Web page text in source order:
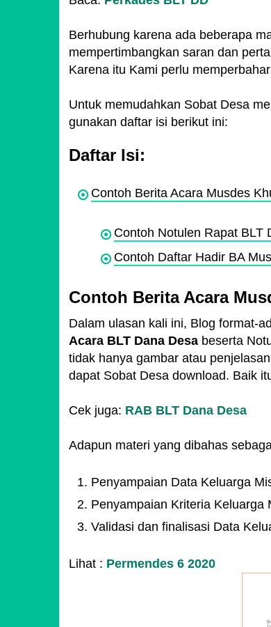
Berhubung karena ada beberapa
mempertimbangkan saran dan
Karena itu Kami perlu
Untuk memudahkan Sobat Desa
gunakan daftar isi berikut ini:
Daftar Isi:
Contoh Berita Acara Musdes
Contoh Notulen Rapat BLT
Contoh Daftar Hadir BA
Contoh Berita Acara
Dalam ulasan kali ini, Blog format-
Acara BLT Dana Desa beserta
tidak hanya gambar atau
dapat Sobat Desa download. Baik
Cek juga: RAB BLT Dana Desa
Adapun materi yang dibahas
Penyampaian Data Keluarga
Penyampaian Kriteria Keluarga
Validasi dan finalisasi Data
Lihat : Permendes 6 2020